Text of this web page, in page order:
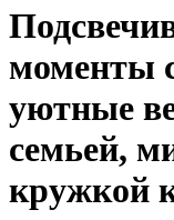
моменты
уютные
семьей,
кружкой